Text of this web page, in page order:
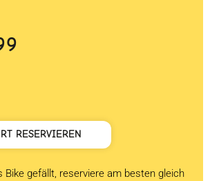
RESERVIEREN
Bike gefällt, reserviere am besten gleich